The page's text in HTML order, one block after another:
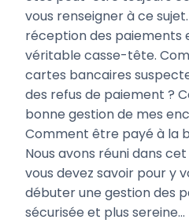
vous renseigner à ce
réception des paiements
véritable casse-tête.
cartes bancaires
des refus de paiement ?
bonne gestion de mes
Comment être payé à la
Nous avons réuni dans
vous devez savoir pour y
débuter une gestion des
sécurisée et plus sereine…